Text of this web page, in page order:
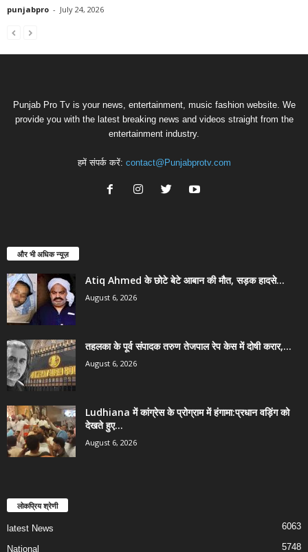
punjabpro - July 24, 2026
Punjab Pro Tv is your news, entertainment, music fashion website. We
provide you with the latest breaking news and videos straight from the
entertainment industry.
हमें संपर्क करें: contact@Punjabprotv.com
और भी अधिक न्यूज़
Atiq Ahmed के छोटे बेटे आबान की मौत, सड़क हादसे...
August 6, 2026
तहलका के पूर्व संपादक तरुण तेजपाल रेप केस में दोषी करार,...
August 6, 2026
Ludhiana में कांग्रेस के प्रोग्राम में हंगामा:प्रधान वड़िंग को
देखते हुए...
August 6, 2026
लोकप्रिय श्रेणी
latest News 6063
National 5748